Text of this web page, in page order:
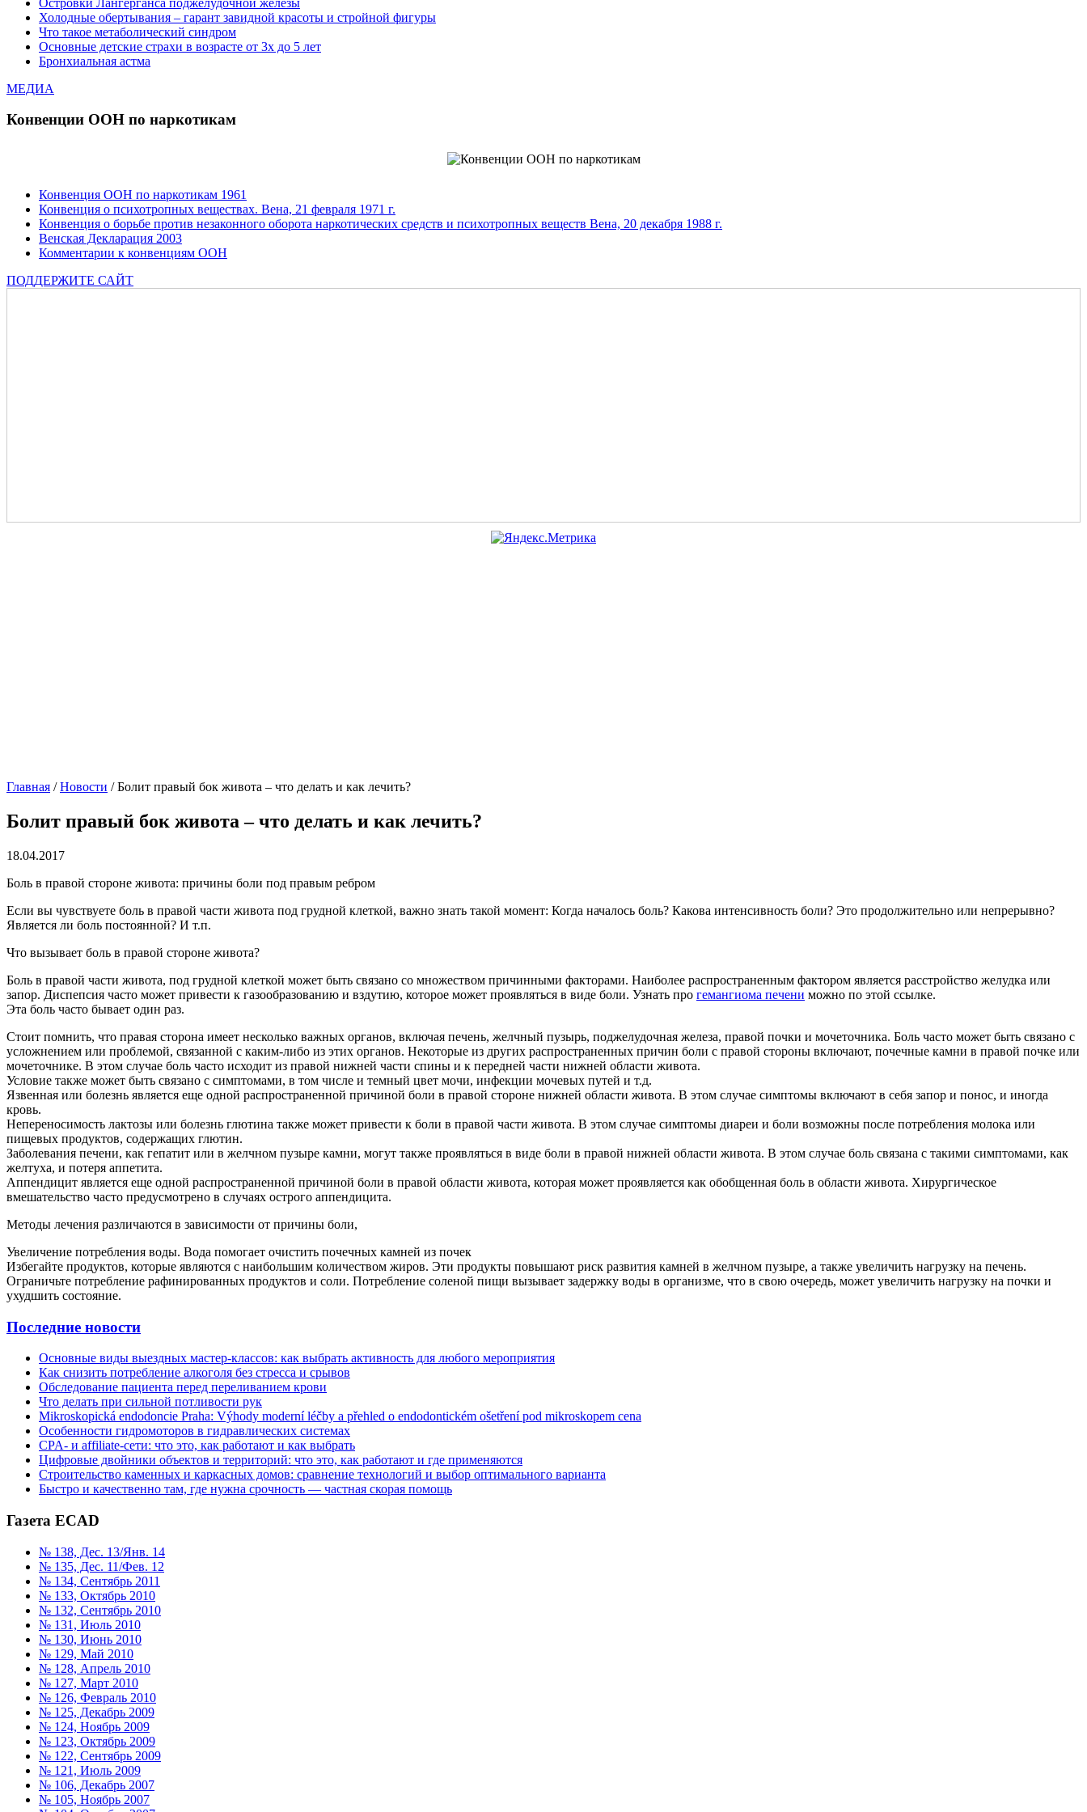
Холодные обертывания – гарант завидной красоты и стройной фигуры
Что такое метаболический синдром
Основные детские страхи в возрасте от 3х до 5 лет
Бронхиальная астма
МЕДИА
Конвенции ООН по наркотикам
Конвенция ООН по наркотикам 1961
Конвенция о психотропных веществах. Вена, 21 февраля 1971 г.
Конвенция о борьбе против незаконного оборота наркотических средств и психотропных веществ Вена, 20 декабря 1988 г.
Венская Декларация 2003
Комментарии к конвенциям ООН
ПОДДЕРЖИТЕ САЙТ
Главная /Новости /Болит правый бок живота – что делать и как лечить?
Болит правый бок живота – что делать и как лечить?
18.04.2017
Боль в правой стороне живота: причины боли под правым ребром
Если вы чувствуете боль в правой части живота под грудной клеткой, важно знать такой момент: Когда началось боль? Какова интенсивность боли? Это продолжительно или непрерывно?
Является ли боль постоянной? И т.п.
Что вызывает боль в правой стороне живота?
Боль в правой части живота, под грудной клеткой может быть связано со множеством причинными факторами. Наиболее распространенным фактором является расстройство желудка или
запор. Диспепсия часто может привести к газообразованию и вздутию, которое может проявляться в виде боли. Узнать про гемангиома печени можно по этой ссылке.
Эта боль часто бывает один раз.
Стоит помнить, что правая сторона имеет несколько важных органов, включая печень, желчный пузырь, поджелудочная железа, правой почки и мочеточника. Боль часто может быть связано с
усложнением или проблемой, связанной с каким-либо из этих органов. Некоторые из других распространенных причин боли с правой стороны включают, почечные камни в правой почке или
мочеточнике. В этом случае боль часто исходит из правой нижней части спины и к передней части нижней области живота.
Условие также может быть связано с симптомами, в том числе и темный цвет мочи, инфекции мочевых путей и т.д.
Язвенная или болезнь является еще одной распространенной причиной боли в правой стороне нижней области живота. В этом случае симптомы включают в себя запор и понос, и иногда
кровь.
Непереносимость лактозы или болезнь глютина также может привести к боли в правой части живота. В этом случае симптомы диареи и боли возможны после потребления молока или
пищевых продуктов, содержащих глютин.
Заболевания печени, как гепатит или в желчном пузыре камни, могут также проявляться в виде боли в правой нижней области живота. В этом случае боль связана с такими симптомами, как
желтуха, и потеря аппетита.
Аппендицит является еще одной распространенной причиной боли в правой области живота, которая может проявляется как обобщенная боль в области живота. Хирургическое
вмешательство часто предусмотрено в случаях острого аппендицита.
Методы лечения различаются в зависимости от причины боли,
Увеличение потребления воды. Вода помогает очистить почечных камней из почек
Избегайте продуктов, которые являются с наибольшим количеством жиров. Эти продукты повышают риск развития камней в желчном пузыре, а также увеличить нагрузку на печень.
Ограничьте потребление рафинированных продуктов и соли. Потребление соленой пищи вызывает задержку воды в организме, что в свою очередь, может увеличить нагрузку на почки и
ухудшить состояние.
Последние новости
Основные виды выездных мастер-классов: как выбрать активность для любого мероприятия
Как снизить потребление алкоголя без стресса и срывов
Обследование пациента перед переливанием крови
Что делать при сильной потливости рук
Mikroskopická endodoncie Praha: Výhody moderní léčby a přehled o endodontickém ošetření pod mikroskopem cena
Особенности гидромоторов в гидравлических системах
CPA- и affiliate-сети: что это, как работают и как выбрать
Цифровые двойники объектов и территорий: что это, как работают и где применяются
Строительство каменных и каркасных домов: сравнение технологий и выбор оптимального варианта
Быстро и качественно там, где нужна срочность — частная скорая помощь
Газета ECAD
№ 138, Дес. 13/Янв. 14
№ 135, Дес. 11/Фев. 12
№ 134, Сентябрь 2011
№ 133, Октябрь 2010
№ 132, Сентябрь 2010
№ 131, Июль 2010
№ 130, Июнь 2010
№ 129, Май 2010
№ 128, Апрель 2010
№ 127, Март 2010
№ 126, Февраль 2010
№ 125, Декабрь 2009
№ 124, Ноябрь 2009
№ 123, Октябрь 2009
№ 122, Сентябрь 2009
№ 121, Июль 2009
№ 106, Декабрь 2007
№ 105, Ноябрь 2007